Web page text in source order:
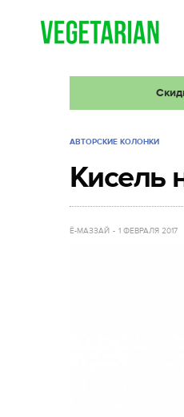
АВТОРСКИЕ КОЛОНКИ
Кисель
Ё-МАЗЗАЙ 1 ФЕВРАЛЯ 2017